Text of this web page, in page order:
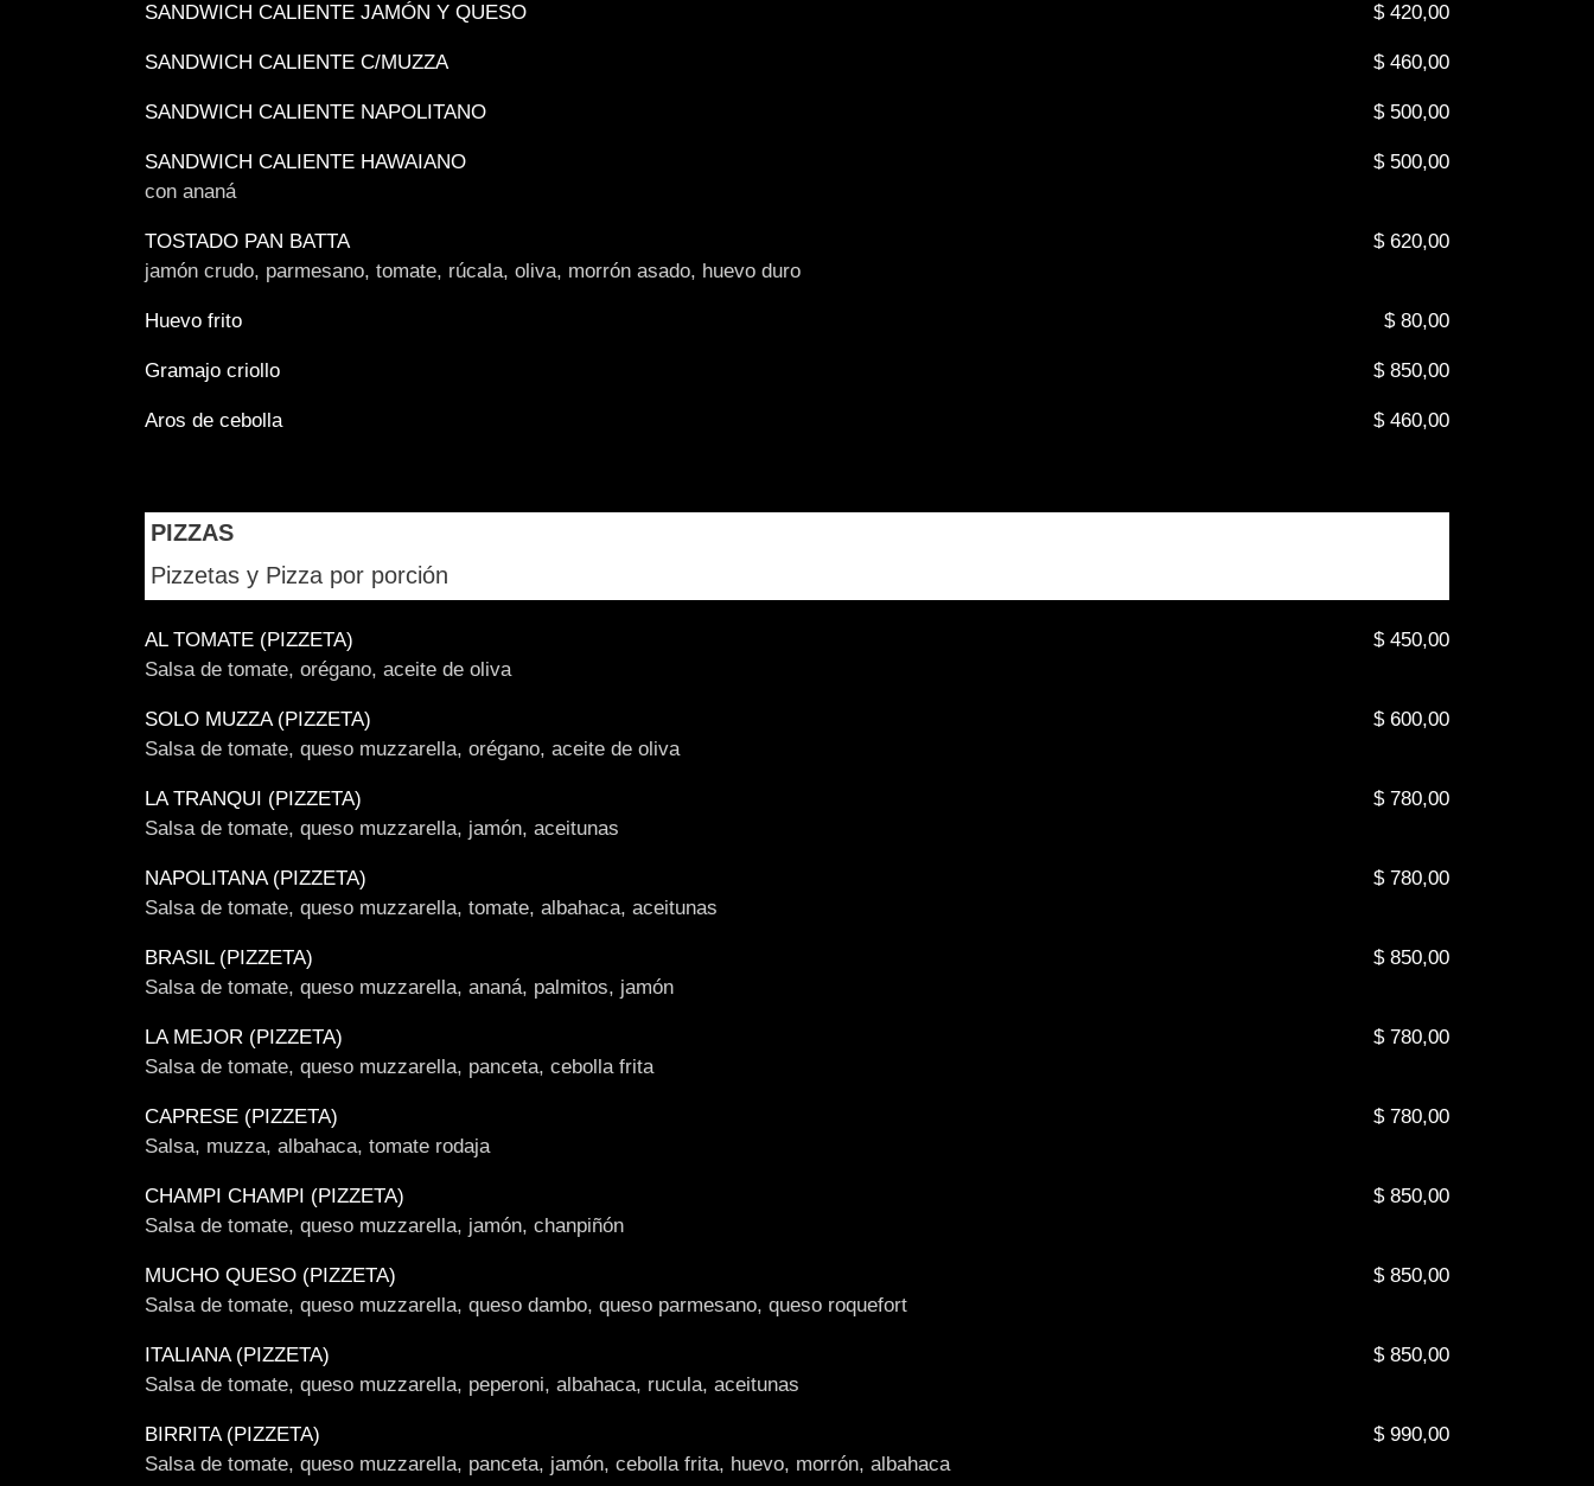
SANDWICH CALIENTE JAMÓN Y QUESO $ 420,00
SANDWICH CALIENTE C/MUZZA $ 460,00
SANDWICH CALIENTE NAPOLITANO $ 500,00
SANDWICH CALIENTE HAWAIANO
$ 500,00
con ananá
TOSTADO PAN BATTA
$ 620,00
jamón crudo, parmesano, tomate, rúcala, oliva, morrón asado, huevo duro
Huevo frito $ 80,00
Gramajo criollo $ 850,00
Aros de cebolla $ 460,00
PIZZAS
Pizzetas y Pizza por porción
AL TOMATE (PIZZETA)
$ 450,00
Salsa de tomate, orégano, aceite de oliva
SOLO MUZZA (PIZZETA)
$ 600,00
Salsa de tomate, queso muzzarella, orégano, aceite de oliva
LA TRANQUI (PIZZETA)
$ 780,00
Salsa de tomate, queso muzzarella, jamón, aceitunas
NAPOLITANA (PIZZETA)
$ 780,00
Salsa de tomate, queso muzzarella, tomate, albahaca, aceitunas
BRASIL (PIZZETA)
$ 850,00
Salsa de tomate, queso muzzarella, ananá, palmitos, jamón
LA MEJOR (PIZZETA)
$ 780,00
Salsa de tomate, queso muzzarella, panceta, cebolla frita
CAPRESE (PIZZETA)
$ 780,00
Salsa, muzza, albahaca, tomate rodaja
CHAMPI CHAMPI (PIZZETA)
$ 850,00
Salsa de tomate, queso muzzarella, jamón, chanpiñón
MUCHO QUESO (PIZZETA)
$ 850,00
Salsa de tomate, queso muzzarella, queso dambo, queso parmesano, queso roquefort
ITALIANA (PIZZETA)
$ 850,00
Salsa de tomate, queso muzzarella, peperoni, albahaca, rucula, aceitunas
BIRRITA (PIZZETA)
$ 990,00
Salsa de tomate, queso muzzarella, panceta, jamón, cebolla frita, huevo, morrón, albahaca